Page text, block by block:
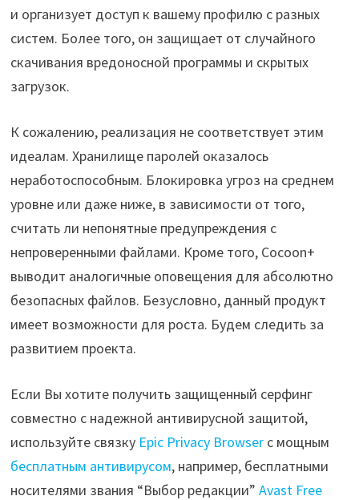
и организует доступ к вашему профилю с разных
систем. Более того, он защищает от случайного
скачивания вредоносной программы и скрытых
загрузок.
К сожалению, реализация не соответствует этим
идеалам. Хранилище паролей оказалось
неработоспособным. Блокировка угроз на среднем
уровне или даже ниже, в зависимости от того,
считать ли непонятные предупреждения с
непроверенными файлами. Кроме того, Cocoon+
выводит аналогичные оповещения для абсолютно
безопасных файлов. Безусловно, данный продукт
имеет возможности для роста. Будем следить за
развитием проекта.
Если Вы хотите получить защищенный серфинг
совместно с надежной антивирусной защитой,
используйте связку Epic Privacy Browserс мощным
бесплатным антивирусом, например, бесплатными
носителями звания “Выбор редакции” Avast Free